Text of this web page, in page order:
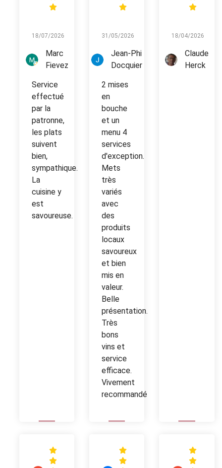
18/07/2026
Marc
Fievez
Service
effectué
par la
patronne,
les plats
suivent
bien,
sympathique.
La
cuisine y
est
savoureuse.
31/05/2026
Jean-Phi
Docquier
2 mises
en
bouche
et un
menu 4
services
d'exception.
Mets
très
variés
avec
des
produits
locaux
savoureux
et bien
mis en
valeur.
Belle
présentation.
Très
bons
vins et
service
efficace.
Vivement
recommandé
18/04/2026
Claude
Herck